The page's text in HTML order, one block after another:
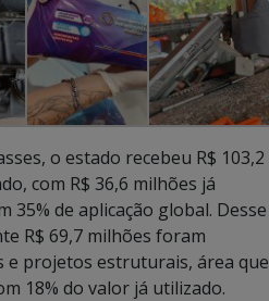
o estado recebeu R$ 103,2
com R$ 36,6 milhões já
35% de aplicação global. Desse
R$ 69,7 milhões foram
e projetos estruturais, área que
18% do valor já utilizado.